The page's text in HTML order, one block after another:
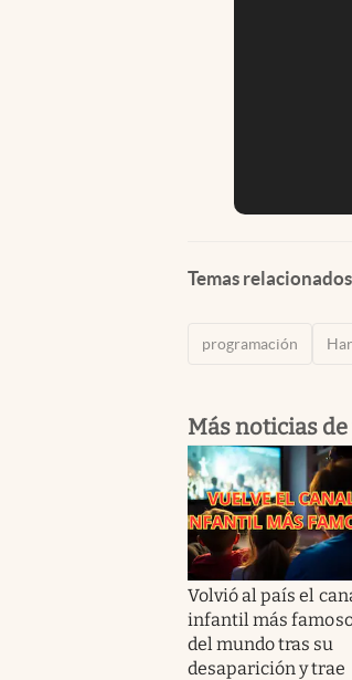
Temas relacionados
programación
Más noticias de
Volvió al país el
infantil más
del mundo tras su
desaparición y trae